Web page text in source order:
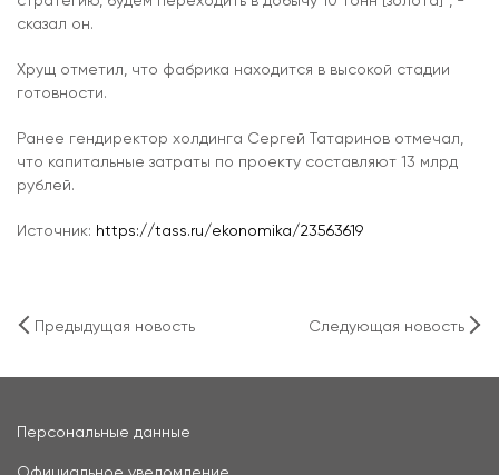
сказал он.
Хрущ отметил, что фабрика находится в высокой стадии
готовности.
Ранее гендиректор холдинга Сергей Татаринов отмечал,
что капитальные затраты по проекту составляют 13 млрд
рублей.
Источник: https://tass.ru/ekonomika/23563619
Предыдущая новость Следующая новость
Персональные данные